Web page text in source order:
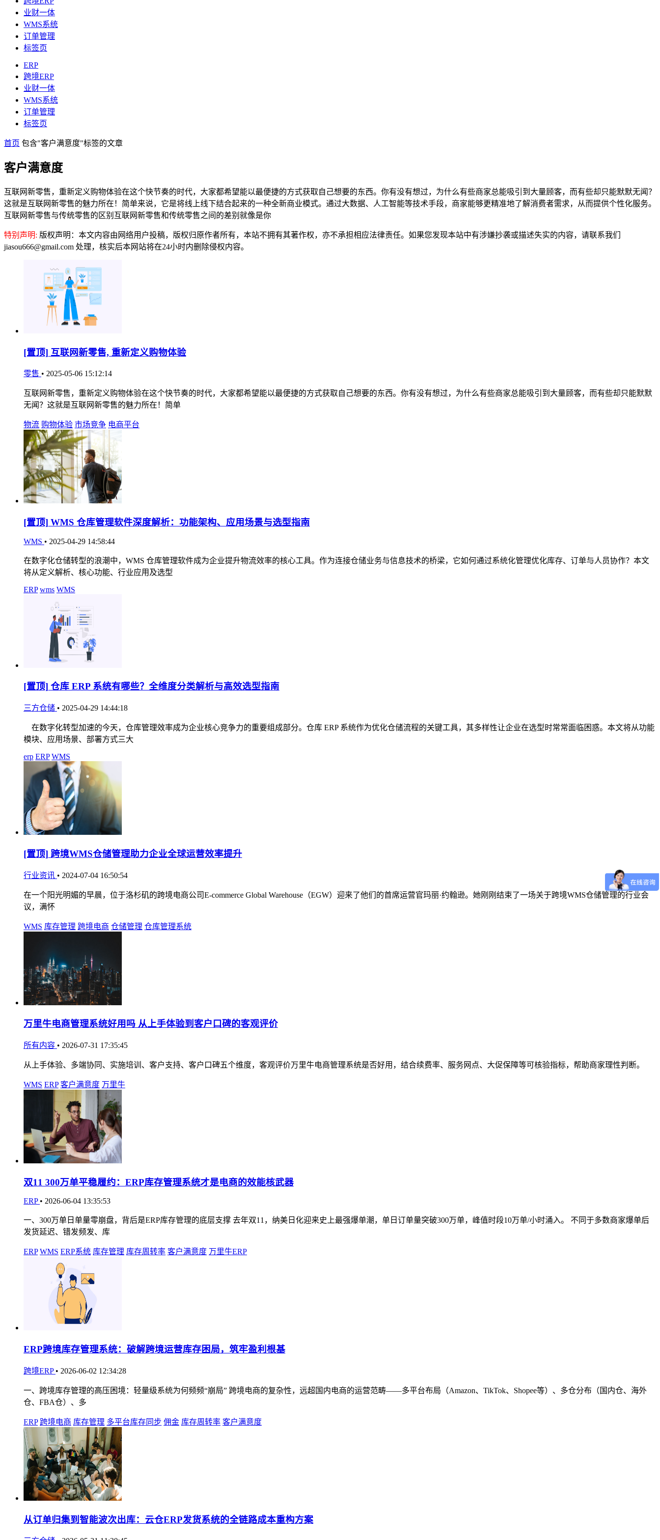
业财一体
WMS系统
订单管理
标签页
ERP
跨境ERP
业财一体
WMS系统
订单管理
标签页
首页 包含"客户满意度"标签的文章
客户满意度
互联网新零售，重新定义购物体验在这个快节奏的时代，大家都希望能以最便捷的方式获取自己想要的东西。你有没有想过，为什么有些商家总能吸引到大量顾客，而有些却只能默默无闻？
这就是互联网新零售的魅力所在！简单来说，它是将线上线下结合起来的一种全新商业模式。通过大数据、人工智能等技术手段，商家能够更精准地了解消费者需求，从而提供个性化服务。
互联网新零售与传统零售的区别互联网新零售和传统零售之间的差别就像是你
特别声明: 版权声明：本文内容由网络用户投稿，版权归原作者所有，本站不拥有其著作权，亦不承担相应法律责任。如果您发现本站中有涉嫌抄袭或描述失实的内容，请联系我们
jiasou666@gmail.com 处理，核实后本网站将在24小时内删除侵权内容。
[置顶] 互联网新零售, 重新定义购物体验
零售 • 2025-05-06 15:12:14
互联网新零售，重新定义购物体验在这个快节奏的时代，大家都希望能以最便捷的方式获取自己想要的东西。你有没有想过，为什么有些商家总能吸引到大量顾客，而有些却只能默默
无闻？这就是互联网新零售的魅力所在！简单
物流 购物体验 市场竞争 电商平台
[置顶] WMS 仓库管理软件深度解析：功能架构、应用场景与选型指南
WMS • 2025-04-29 14:58:44
在数字化仓储转型的浪潮中，WMS 仓库管理软件成为企业提升物流效率的核心工具。作为连接仓储业务与信息技术的桥梁，它如何通过系统化管理优化库存、订单与人员协作？本文
将从定义解析、核心功能、行业应用及选型
ERP wms WMS
[置顶] 仓库 ERP 系统有哪些？全维度分类解析与高效选型指南
三方仓储 • 2025-04-29 14:44:18
在数字化转型加速的今天，仓库管理效率成为企业核心竞争力的重要组成部分。仓库 ERP 系统作为优化仓储流程的关键工具，其多样性让企业在选型时常常面临困惑。本文将从功能
模块、应用场景、部署方式三大
erp ERP WMS
[置顶] 跨境WMS仓储管理助力企业全球运营效率提升
行业资讯 • 2024-07-04 16:50:54
在一个阳光明媚的早晨，位于洛杉矶的跨境电商公司E-commerce Global Warehouse（EGW）迎来了他们的首席运营官玛丽·约翰逊。她刚刚结束了一场关于跨境WMS仓储管理的行业会
议，满怀
WMS 库存管理 跨境电商 仓储管理 仓库管理系统
万里牛电商管理系统好用吗 从上手体验到客户口碑的客观评价
所有内容 • 2026-07-31 17:35:45
从上手体验、多端协同、实施培训、客户支持、客户口碑五个维度，客观评价万里牛电商管理系统是否好用，结合续费率、服务网点、大促保障等可核验指标，帮助商家理性判断。
WMS ERP 客户满意度 万里牛
双11 300万单平稳履约：ERP库存管理系统才是电商的效能核武器
ERP • 2026-06-04 13:35:53
一、300万单日单量零崩盘，背后是ERP库存管理的底层支撑 去年双11，纳美日化迎来史上最强爆单潮，单日订单量突破300万单，峰值时段10万单/小时涌入。 不同于多数商家爆单后
发货延迟、错发频发、库
ERP WMS ERP系统 库存管理 库存周转率 客户满意度 万里牛ERP
ERP跨境库存管理系统：破解跨境运营库存困局，筑牢盈利根基
跨境ERP • 2026-06-02 12:34:28
一、跨境库存管理的高压困境：轻量级系统为何频频“崩局” 跨境电商的复杂性，远超国内电商的运营范畴——多平台布局（Amazon、TikTok、Shopee等）、多仓分布（国内仓、海外
仓、FBA仓）、多
ERP 跨境电商 库存管理 多平台库存同步 佣金 库存周转率 客户满意度
从订单归集到智能波次出库：云仓ERP发货系统的全链路成本重构方案